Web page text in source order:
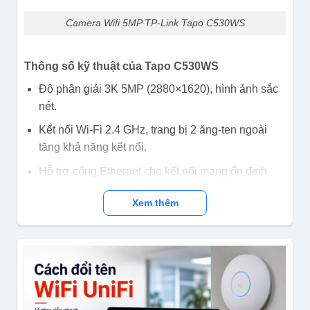
Camera Wifi 5MP TP-Link Tapo C530WS
Thông số kỹ thuật của Tapo C530WS
Độ phân giải 3K 5MP (2880×1620), hình ảnh sắc
nét.
Kết nối Wi-Fi 2.4 GHz, trang bị 2 ăng-ten ngoài
tăng khả năng kết nối.
Hỗ trợ cổng Ethernet cho kết nối mạng ổn định.
Quay xoay ngang 360º và nghiêng linh hoạt.
Tầm nhìn ban đêm có màu Starlight, khoảng cách
Phát hiện chuyển động thông minh: người, vật
nuôi, xe cộ, vật thể chuyển động.
Báo động âm thanh và ánh sáng cảnh báo trực
Xem thêm